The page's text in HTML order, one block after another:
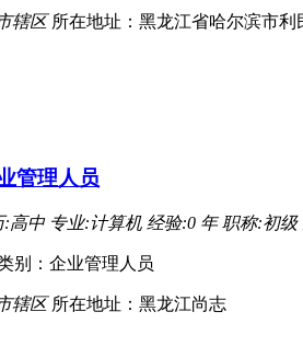
辖区所在地址：黑龙江省哈尔滨市利
管理人员
:高中 专业:计算机 经验:0 年 职称:初级
别：企业管理人员
辖区所在地址：黑龙江尚志